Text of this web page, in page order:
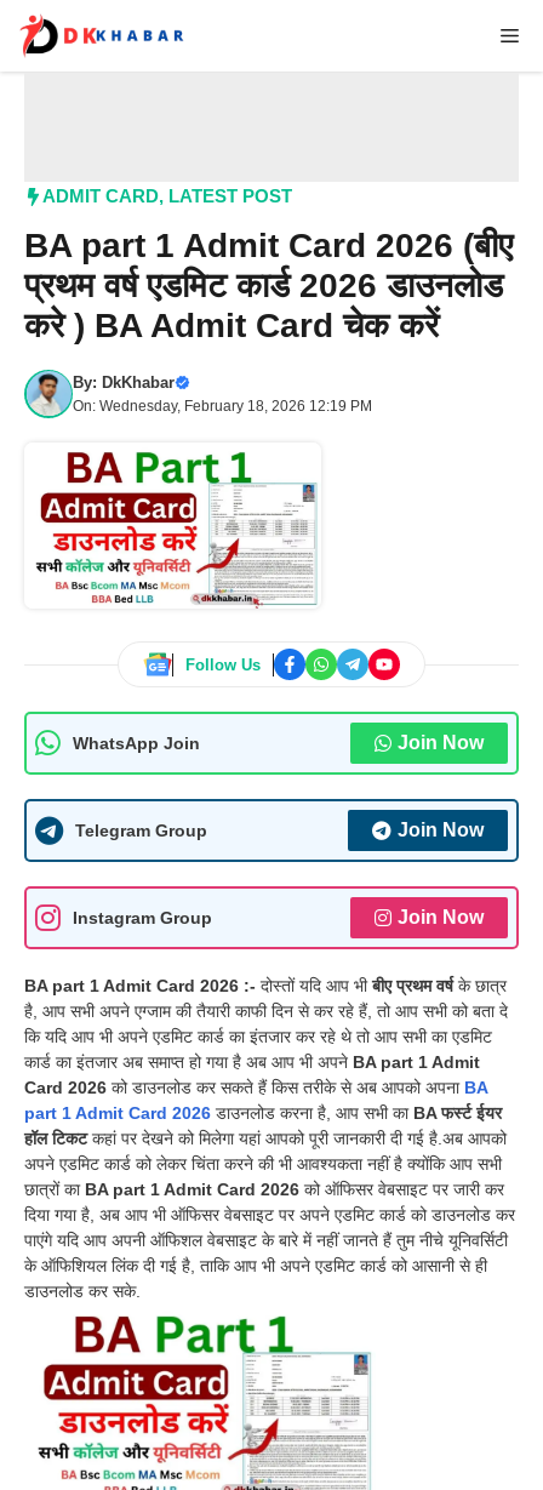
content
ADMIT CARD, LATEST POST
BA part 1 Admit Card 2026 (बीए
प्रथम वर्ष एडमिट कार्ड 2026 डाउनलोड
करे ) BA Admit Card चेक करें
By: DkKhabar
On: Wednesday, February 18, 2026 12:19 PM
Follow Us
WhatsApp Join Join Now
Telegram Group Join Now
Instagram Group Join Now
BA part 1 Admit Card 2026 :- दोस्तों यदि आप भीबीए प्रथम वर्षके छात्र
है, आप सभी अपने एग्जाम की तैयारी काफी दिन से कर रहे हैं, तो आप सभी को बता दे
कि यदि आप भी अपने एडमिट कार्ड का इंतजार कर रहे थे तो आप सभी का एडमिट
कार्ड का इंतजार अब समाप्त हो गया है अब आप भी अपने BA part 1 Admit
Card 2026 को डाउनलोड कर सकते हैं किस तरीके से अब आपको अपना BA
part 1 Admit Card 2026 डाउनलोड करना है, आप सभी का BA फर्स्ट ईयर
हॉल टिकटकहां पर देखने को मिलेगा यहां आपको पूरी जानकारी दी गई है.अब आपको
अपने एडमिट कार्ड को लेकर चिंता करने की भी आवश्यकता नहीं है क्योंकि आप सभी
छात्रों का BA part 1 Admit Card 2026 को ऑफिसर वेबसाइट पर जारी कर
दिया गया है, अब आप भी ऑफिसर वेबसाइट पर अपने एडमिट कार्ड को डाउनलोड कर
पाएंगे यदि आप अपनी ऑफिशल वेबसाइट के बारे में नहीं जानते हैं तुम नीचे यूनिवर्सिटी
के ऑफिशियल लिंक दी गई है, ताकि आप भी अपने एडमिट कार्ड को आसानी से ही
डाउनलोड कर सके.